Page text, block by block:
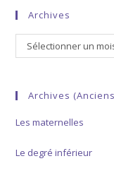
Archives
Archives
Sélectionner un
Archives
Les maternelles
Le degré inférieur